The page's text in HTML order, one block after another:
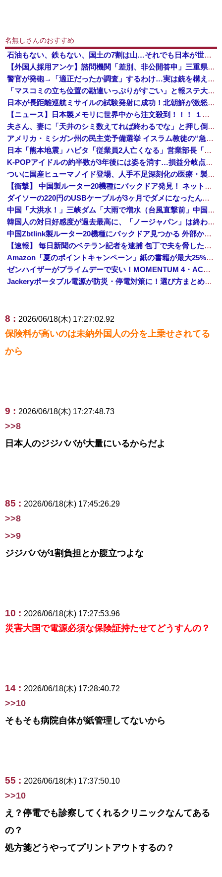
名無しさんのおすすめ
石油もない、鉄もない、国土の7割は山…それでも日本が世界屈指の経済大国になれた「勤勉さ」以外の勝因！
【外国人採用アンケ】諮問機関「差別、非公開答申」三重県「差別に当たらず、公表する方針を決定した」
警官が発砲→「適正だったか調査」するわけ…実は銃を構えただけで警察本部長まで報告！
「マスコミの立ち位置の勘違いっぷりがすごい」と報ステ大越キャスターの台詞に視聴者絶句、高市とトランプを同列視させようという思惑がひしひしと
日本が長距離巡航ミサイルの試験発射に成功！北朝鮮が激怒「日本が戦争国家になろうとしている」「絶対に傍観しない、必ず後悔させる」
【ニュース】日本製メモリに世界中から注文殺到！！！ １兆５０００億円で工場増築へ
夫さん、妻に「天井のシミ数えてれば終わるでな」と押し倒されて性行為 → 凄いことになるｗｗｗｗｗ
アメリカ・ミシガン州の民主党予備選挙 イスラム教徒の“急進左派”候補が勝利確実に⋯トランプ氏は批判
日本「熊本地震」ハビタ「従業員2人亡くなる」営業部長「イオンのスタッフに制止されなかった」日本「部長が連絡後の店員行動を証言（謎」イオン「再入館可能の事実ない」→
K-POPアイドルの約半数が3年後には姿を消す…損益分岐点突破は4％未満
ついに国産ヒューマノイド登場、人手不足深刻化の医療・製造現場などでの活用想定！
【衝撃】 中国製ルーター20機種にバックドア発見！ ネットに繋ぐだけで35秒ごとに中国のサーバーと通信
ダイソーの220円のUSBケーブルが3ヶ月でダメになったんやが
中国「大洪水！」三峡ダム「大雨で増水（台風直撃前」中国ダム「緊急放流！」中国鉄道「列車が走行中に流される」中国避難所「支援物資は有料です」謎の勢力「え」→
韓国人の対日好感度が過去最高に、「ノージャパン」は終わった？＝ネット「中国より100倍いい」
中国Zbtlink製ルーター20機種にバックドア見つかる 外部から完全制御のおそれ
【速報】 毎日新聞のベテラン記者を逮捕 包丁で夫を脅した容疑
Amazon「夏のポイントキャンペーン」紙の書籍が最大25%ポイント還元 対象と条件を整理（2026年7月）
ゼンハイザーがプライムデーで安い！MOMENTUM 4・ACCENTUMなど対象モデルまとめ！
Jackeryポータブル電源が防災・停電対策に！選び方まとめ【プライムデー最終日】
8 : 2026/06/18(木) 17:27:02.92
保険料が高いのは未納外国人の分を上乗せされてる
から
9 : 2026/06/18(木) 17:27:48.73
>>8
日本人のジジババが大量にいるからだよ
85 : 2026/06/18(木) 17:45:26.29
>>8
>>9
ジジババが1割負担とか腹立つよな
10 : 2026/06/18(木) 17:27:53.96
災害大国で電源必須な保険証持たせてどうすんの？
14 : 2026/06/18(木) 17:28:40.72
>>10
そもそも病院自体が紙管理してないから
55 : 2026/06/18(木) 17:37:50.10
>>10
え？停電でも診察してくれるクリニックなんてある
の？
処方箋どうやってプリントアウトするの？